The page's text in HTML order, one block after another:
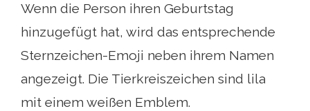
Wenn die Person ihren Geburtstag
hinzugefügt hat, wird das entsprechende
Sternzeichen-Emoji neben ihrem Namen
angezeigt. Die Tierkreiszeichen sind lila
mit einem weißen Emblem.